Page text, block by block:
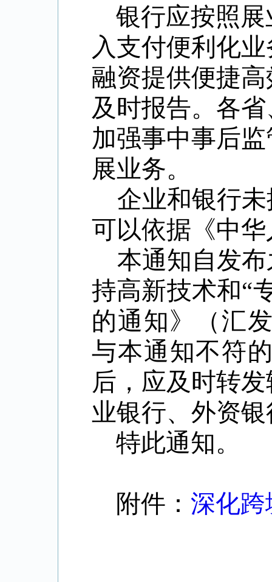
银行应按照
入支付便利化
融资提供便捷
及时报告。 各
加强事中事后
展业务。
企业和银行
可以依据《中
本通知自发
持高新技术和“
的通知》（汇
与本通知不符
后，应及时转
业银行、外资
特此通知。
附件： 深化